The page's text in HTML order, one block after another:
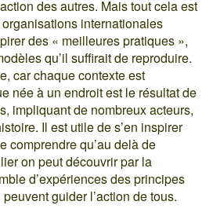
des autres. Mais tout cela est
internationales
des « meilleures pratiques »,
qu’il suffirait de reproduire.
car chaque contexte est
née à un endroit est le résultat de
impliquant de nombreux acteurs,
Il est utile de s’en inspirer
comprendre qu’au delà de
on peut découvrir par la
d’expériences des principes
guider l’action de tous.